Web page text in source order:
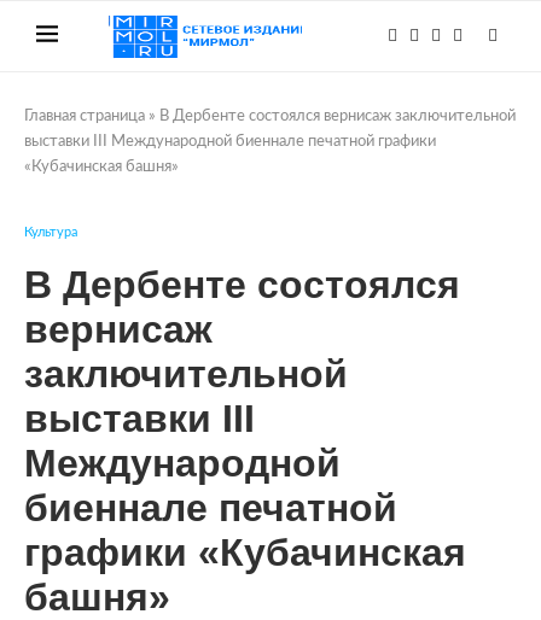
Главная страница » В Дербенте состоялся вернисаж заключительной
выставки III Международной биеннале печатной графики
«Кубачинская башня»
Культура
В Дербенте состоялся
вернисаж
заключительной
выставки III
Международной
биеннале печатной
графики «Кубачинская
башня»